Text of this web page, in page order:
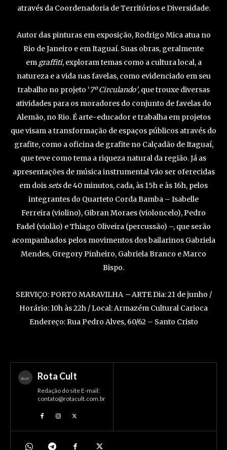
através da Coordenadoria de Territórios e Diversidade.
Autor das pinturas em exposição, Rodrigo Mica atua no
Rio de Janeiro e em Itaguaí. Suas obras, geralmente
em graffiti, exploram temas como a cultura local, a
natureza e a vida nas favelas, como evidenciado em seu
trabalho no projeto ‘7º Circulando’, que trouxe diversas
atividades para os moradores do conjunto de favelas do
Alemão, no Rio. É arte-educador e trabalha em projetos
que visam a transformação de espaços públicos através do
grafite, como a oficina de grafite no Calçadão de Itaguaí,
que teve como tema a riqueza natural da região. Já as
apresentações de música instrumental vão ser oferecidas
em doissetsde 40 minutos, cada, às 15h e às 16h, pelos
integrantes do Quarteto Corda Bamba – Isabelle
Ferreira (violino), Gibran Moraes (violoncelo), Pedro
Fadel (violão) e Thiago Oliveira (percussão) –, que serão
acompanhados pelos movimentos dos bailarinos Gabriela
Mendes, Gregory Pinheiro, Gabriela Branco e Marco
Bispo.
SERVIÇO: PORTO MARAVILHA –ARTE Dia: 21 de junho /
Horário: 10h às 22h / Local: Armazém Cultural Carioca
Endereço: Rua Pedro Alves, 60/62 – Santo Cristo
Rota Cult
Redação do site E-mail:
contato@rotacult.com.br